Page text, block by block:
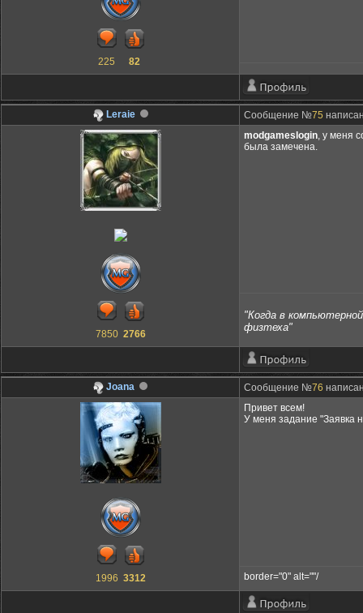
225 82
Leraie Сообщение №75
7850 2766
modgameslogin, у меня
была замечена.
"Когда в
физтеха"
Joana Сообщение №76
1996 3312
Привет всем!
У меня задание "Заявка
border="0" alt=""/